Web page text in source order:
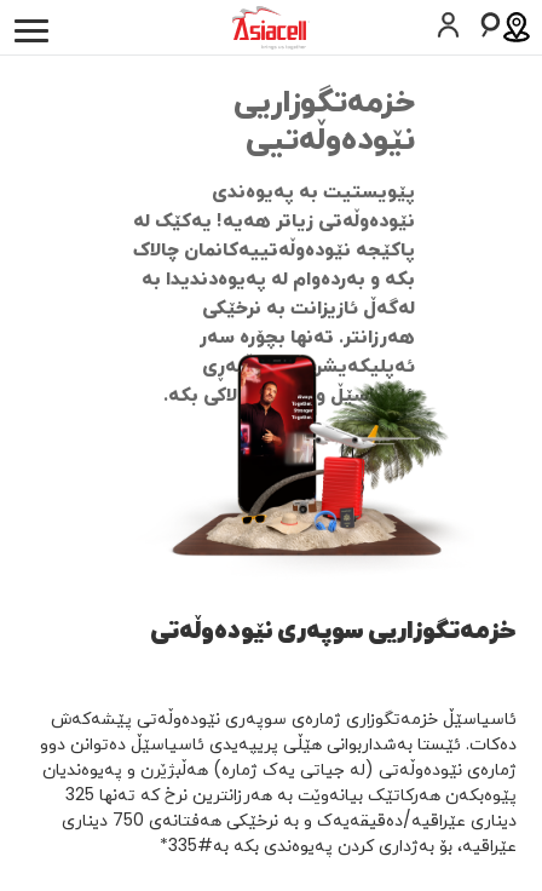
خزمەتگوزارييەكان
هاوڕێی تەمەن
سیمکارت داوا بکە یارمەتی
العربيةEnglish
خزمەتگوزاریی
نێودەوڵەتیی
پێویستیت بە پەیوەندی
نێودەوڵەتی زیاتر هەیە! یەکێک لە
پاکێجە نێودەوڵەتییەکانمان چالاک
بکە و بەردەوام لە پەیوەدندیدا بە
لەگەڵ ئازیزانت بە نرخێکی
هەرزانتر. تەنها بچۆرە سەر
ئەپلیکەیشن یان ماڵپەڕی
ئاسیاسێڵ و ئێستا چالاکی بکە.
خزمەتگوزاریی سوپەری نێودەوڵەتی
ئاسیاسێڵ خزمەتگوزاری ژمارەی سوپەری نێودەوڵەتی پێشەکەش
دەکات. ئێستا بەشداربوانى هێڵی پریپه‌یدی ئاسیاسێڵ دەتوانن دوو
ژمارەی نێودەوڵەتی (لە جیاتی یەک ژمارە) هەڵبژێرن و پەیوەندیان
پێوەبکەن هەرکاتێک بیانەوێت بە هەرزانترین نرخ کە تەنها 325
دیناری عێراقیە/دەقیقەیەک و بە نرخێکی هەفتانەی 750 دینارى
عێراقیە، بۆ بەژداری کردن پەیوەندی بکە بە#335*